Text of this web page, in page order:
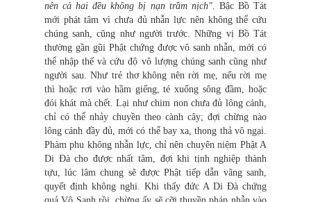
nên cả hai đều không bị nạn trầm nịch". Bậc Bồ Tát
mới phát tâm vì chưa đủ nhẫn lực nên không thể cứu
chúng sanh, cũng như người trước. Những vị Bồ Tát
thường gần gũi Phật chứng được vô sanh nhẫn, mới có
thể nhập thế và cứu độ vô lượng chúng sanh cũng như
người sau. Như trẻ thơ không nên rời mẹ, nếu rời mẹ
thì hoặc rơi vào hầm giếng, té xuống sông đầm, hoặc
đói khát mà chết. Lại như chim non chưa đủ lông cánh,
chỉ có thể nhảy chuyền theo cành cây; đợi chừng nào
lông cánh đầy đủ, mới có thể bay xa, thong thả vô ngại.
Phàm phu không nhẫn lực, chỉ nên chuyên niệm Phật A
Di Đà cho được nhất tâm, đợi khi tịnh nghiệp thành
tựu, lúc lâm chung sẽ được Phật tiếp dẫn vãng sanh,
quyết định không nghi. Khi thấy đức A Di Đà chứng